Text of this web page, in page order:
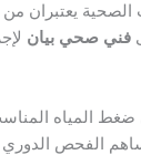
الصحية
فني صحي بيان
ضغط المياه
الفحص